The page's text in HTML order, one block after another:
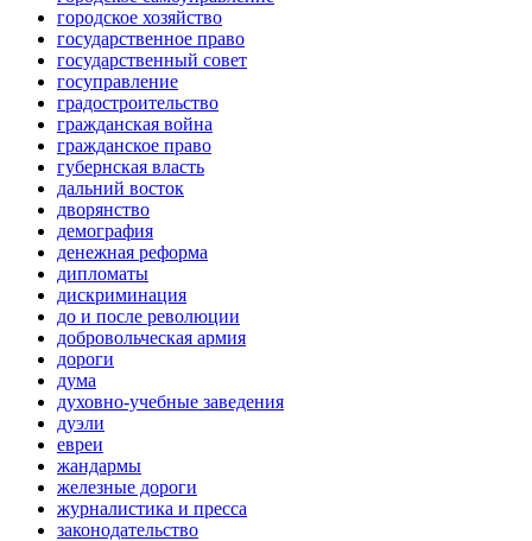
городское хозяйство
государственное право
государственный совет
госуправление
градостроительство
гражданская война
гражданское право
губернская власть
дальний восток
дворянство
демография
денежная реформа
дипломаты
дискриминация
до и после революции
добровольческая армия
дороги
дума
духовно-учебные заведения
дуэли
евреи
жандармы
железные дороги
журналистика и пресса
законодательство